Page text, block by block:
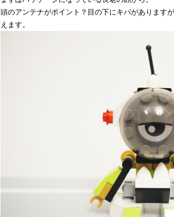
頭のアンテナがポイント？目の下にキバがあります
えます。